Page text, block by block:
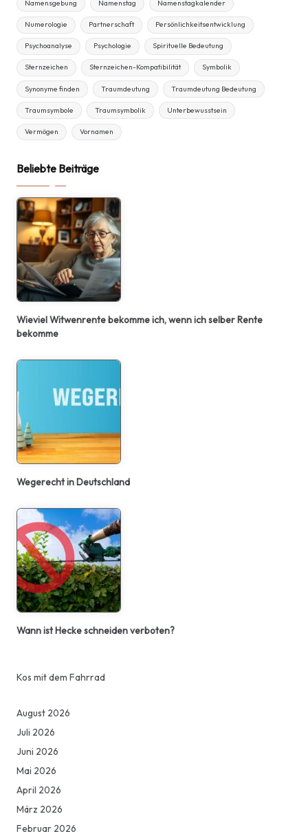
Namensgebung Namenstag Namenstagkalender
Numerologie Partnerschaft Persönlichkeitsentwicklung
Psychoanalyse Psychologie Spirituelle Bedeutung
Sternzeichen Sternzeichen-Kompatibilität Symbolik
Synonyme finden Traumdeutung Traumdeutung Bedeutung
Traumsymbole Traumsymbolik Unterbewusstsein
Vermögen Vornamen
Beliebte Beiträge
Wieviel Witwenrente bekomme ich, wenn ich selber Rente
bekomme
Wegerecht in Deutschland
Wann ist Hecke schneiden verboten?
Kos mit dem Fahrrad
August 2026
Juli 2026
Juni 2026
Mai 2026
April 2026
März 2026
Februar 2026